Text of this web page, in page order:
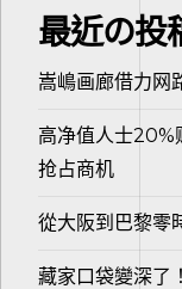
最近の投
嵩嶋画廊借力网
高净值人士20%
抢占商机
從大阪到巴黎零
藏家口袋變深了